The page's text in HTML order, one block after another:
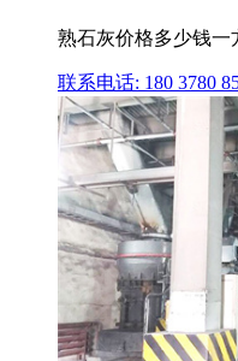
熟石灰价格多少钱一
联系电话: 180 3780